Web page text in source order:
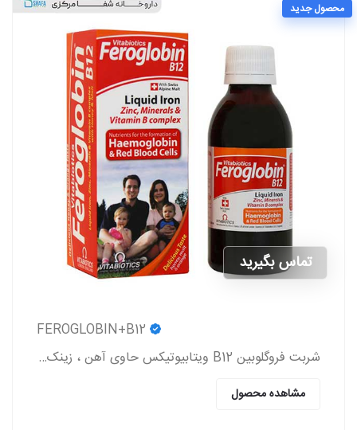
محصول جدید
تماس بگیرید
شربت فروگلوبین B12 ویتابیوتیکس حاوی آهن ، زینک ، ویتامین گروه b و ویتامین c که به پیشگیری و درمان کم خونی در بزرگسالان و کودکان کمک می کند.
مشاهده محصول